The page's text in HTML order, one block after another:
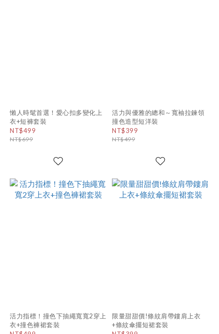
懶人時髦首選！愛心扣多變化上
衣+短褲套裝
NT$499
NT$699
活力與優雅的總和～寬袖拉鍊領
撞色造型短洋裝
NT$399
NT$499
活力指標！撞色下抽繩寬寬2穿上
衣+撞色褲裙套裝
限量甜甜價!條紋肩帶鏤肩上衣
+條紋傘擺短裙套裝